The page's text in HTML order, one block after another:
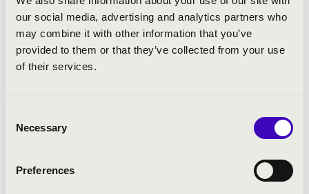
our social media, advertising and analytics partners who
may combine it with other information that you’ve
provided to them or that they’ve collected from your use
of their services.
Selection
Necessary
Preferences
Balthasar Neumann Együttessel, az NDR
Szinfonikus Zenekarral, az MDR Szinfonikus
Zenekarral, a Magyar Rádió Szinfonikus
Zenekarával és az Orfeo Zenekarral. Számos
Salzburgi Ünnepi Játékok, Budapesti Tavaszi
Kiemelkedő művészek kamarazenei
partnere, mint Malcolm Bilson, Hilko